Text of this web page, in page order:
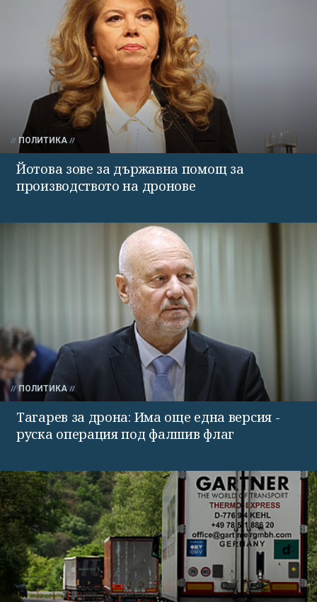
ПОЛИТИКА
Йотова зове за държавна помощ за
производството на дронове
ПОЛИТИКА
Тагарев за дрона: Има още една версия -
руска операция под фалшив флаг